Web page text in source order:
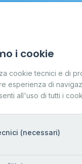
P.IVA 03859300364
delle Imprese e
quotidiano
i cookie
cookie tecnici e di
esperienza di
all'uso di tutti i
(necessari)